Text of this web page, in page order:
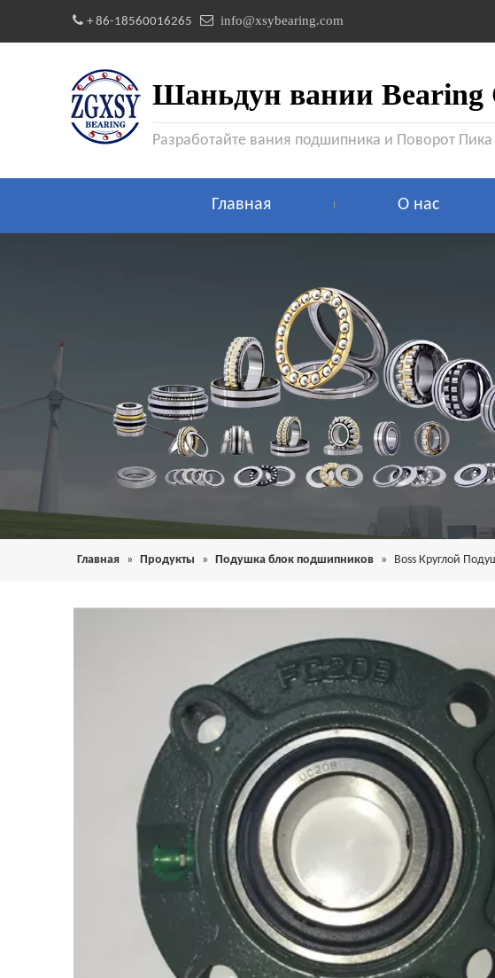
 + 86-18560016265  info@xsybearing.com
Шаньдун вании Bearing
Разработайте вания подшипника и Поворот
Главная О нас
Главная » Продукты » Подушка блок подшипников » Boss Круглой